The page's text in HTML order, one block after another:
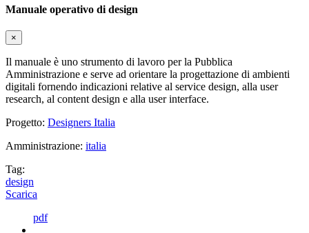
Manuale operativo di design
×
Il manuale è uno strumento di lavoro per la Pubblica
Amministrazione e serve ad orientare la progettazione di ambienti
digitali fornendo indicazioni relative al service design, alla user
research, al content design e alla user interface.
Progetto: Designers Italia
Amministrazione: italia
Tag:
design
Scarica
pdf